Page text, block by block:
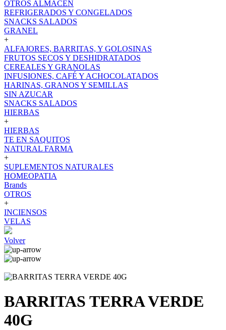
OTROS ALMACEN
REFRIGERADOS Y CONGELADOS
SNACKS SALADOS
GRANEL
+
ALFAJORES, BARRITAS, Y GOLOSINAS
FRUTOS SECOS Y DESHIDRATADOS
CEREALES Y GRANOLAS
INFUSIONES, CAFÉ Y ACHOCOLATADOS
HARINAS, GRANOS Y SEMILLAS
SIN AZUCAR
SNACKS SALADOS
HIERBAS
+
HIERBAS
TE EN SAQUITOS
NATURAL FARMA
+
SUPLEMENTOS NATURALES
HOMEOPATIA
Brands
OTROS
+
INCIENSOS
VELAS
Volver
BARRITAS TERRA VERDE
40G